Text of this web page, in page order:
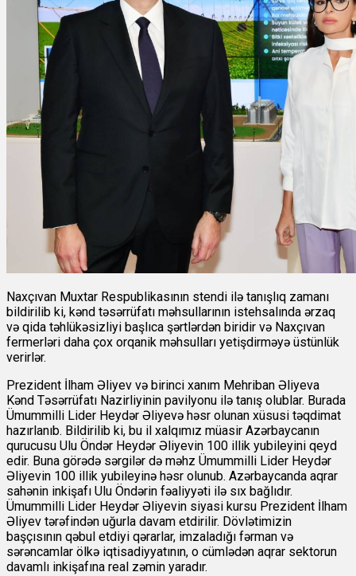
Naxçıvan Muxtar Respublikasının stendi ilə tanışlıq zamanı
bildirilib ki, kənd təsərrüfatı məhsullarının istehsalında ərzaq
və qida təhlükəsizliyi başlıca şərtlərdən biridir və Naxçıvan
fermerləri daha çox orqanik məhsulları yetişdirməyə üstünlük
verirlər.
Prezident İlham Əliyev və birinci xanım Mehriban Əliyeva
Kənd Təsərrüfatı Nazirliyinin pavilyonu ilə tanış olublar. Burada
Ümummilli Lider Heydər Əliyevə həsr olunan xüsusi təqdimat
hazırlanıb. Bildirilib ki, bu il xalqımız müasir Azərbaycanın
qurucusu Ulu Öndər Heydər Əliyevin 100 illik yubileyini qeyd
edir. Buna görədə sərgilər də məhz Ümummilli Lider Heydər
Əliyevin 100 illik yubileyinə həsr olunub. Azərbaycanda aqrar
sahənin inkişafı Ulu Öndərin fəaliyyəti ilə sıx bağlıdır.
Ümummilli Lider Heydər Əliyevin siyasi kursu Prezident İlham
Əliyev tərəfindən uğurla davam etdirilir. Dövlətimizin
başçısının qəbul etdiyi qərarlar, imzaladığı fərman və
sərəncamlar ölkə iqtisadiyyatının, o cümlədən aqrar sektorun
davamlı inkişafına real zəmin yaradır.